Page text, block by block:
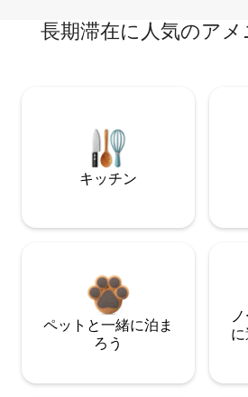
長期滞在に人気のア
キッチン
ペットと一緒に泊ま
ろう